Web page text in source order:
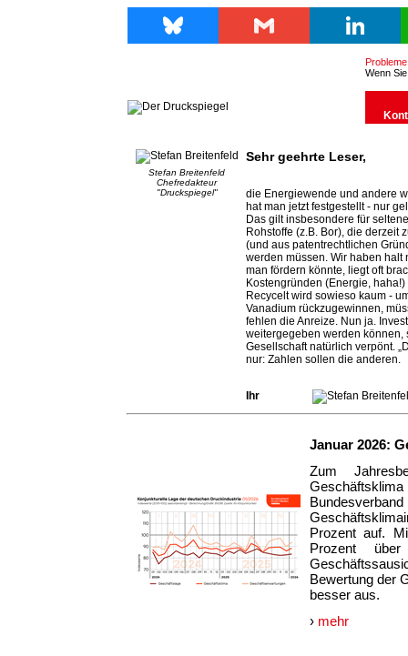
Bluesky Gmail LinkedIn
Wenn
Stefan Breitenfeld
Chefredakteur
"Druckspiegel"
Sehr geehrte Leser,
die Energiewende und andere
hat man jetzt festgestellt - nur
Das gilt insbesondere für
Rohstoffe (z.B. Bor), die derzeit
(und aus patentrechtlichen
werden müssen. Wir haben halt
man fördern könnte, liegt oft
Kostengründen (Energie,
Recycelt wird sowieso kaum -
Vanadium rückzugewinnen,
fehlen die Anreize. Nun ja.
weitergegeben werden
Gesellschaft natürlich verpönt.
nur: Zahlen sollen die anderen.
Ihr
Januar 2026:
Zum
Prozent auf.
Prozent
Bewertung der
besser aus.
› mehr